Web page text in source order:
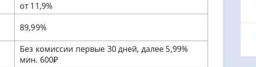
от 11,9%
89,99%
Без комиссии первые 30 дней, далее 5,99%
мин. 600₽